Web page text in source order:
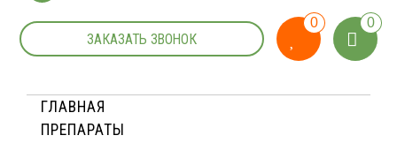
ЗАКАЗАТЬ ЗВОНОК
0 0
ГЛАВНАЯ
ПРЕПАРАТЫ